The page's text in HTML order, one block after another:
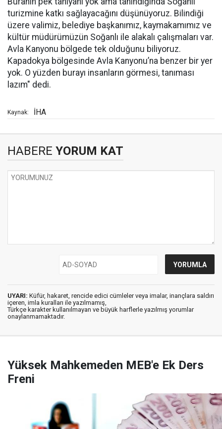
turizmine katkı sağlayacağını düşünüyoruz. Bilindiği
üzere valimiz, belediye başkanımız, kaymakamımız ve
kültür müdürümüzün Soğanlı ile alakalı çalışmaları var.
Avla Kanyonu bölgede tek olduğunu biliyoruz.
Kapadokya bölgesinde Avla Kanyonu’na benzer bir yer
yok. O yüzden burayı insanların görmesi, tanıması
lazım" dedi.
Kaynak: İHA
HABERE YORUM KAT
UYARI: Küfür, hakaret, rencide edici cümleler veya imalar, inançlara saldırı
içeren, imla kuralları ile yazılmamış,
Türkçe karakter kullanılmayan ve büyük harflerle yazılmış yorumlar
onaylanmamaktadır.
Yüksek Mahkemeden MEB'e Ek Ders
Freni